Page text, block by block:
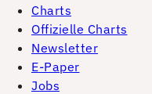
Charts
Offizielle Charts
Newsletter
E-Paper
Jobs